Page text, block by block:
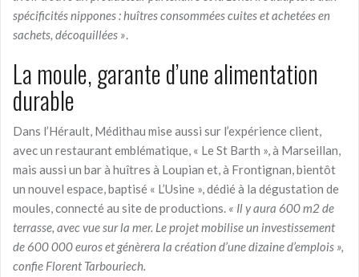
spécificités nippones : huîtres consommées cuites et achetées en
sachets, décoquillées ».
La moule, garante d’une alimentation
durable
Dans l’Hérault, Médithau mise aussi sur l’expérience client,
avec un restaurant emblématique, « Le St Barth », à Marseillan,
mais aussi un bar à huîtres à Loupian et, à Frontignan, bientôt
un nouvel espace, baptisé « L’Usine », dédié à la dégustation de
moules, connecté au site de productions. « Il y aura 600 m2 de
terrasse, avec vue sur la mer. Le projet mobilise un investissement
de 600 000 euros et génèrera la création d’une dizaine d’emplois »,
confie Florent Tarbouriech.